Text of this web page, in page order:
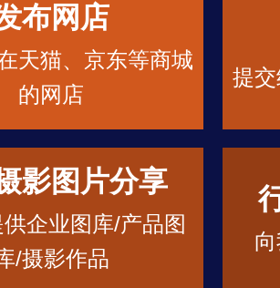
布网店
天猫、京东等商城
的网店
提
影图片分享
企业图库/产品图
/摄影作品